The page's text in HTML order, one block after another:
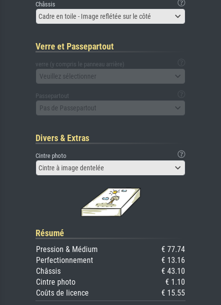
Châssis
Cadre en toile - Image reflétée sur le côté
Verre et Passepartout
verre (y compris le panneau arrière)
Veuillez sélectionner
Passepartout
Pas de Passepartout
Divers & Extras
Cintre photo
Cintre à image dentelée
Résumé
Pression & Médium
€ 77.74
Perfectionnement
€ 13.16
Châssis
€ 43.10
Cintre photo
€ 1.10
Coûts de licence
€ 15.55